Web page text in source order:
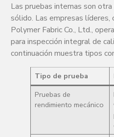
Las pruebas internas son
sólido. Las empresas líderes,
Polymer Fabric Co., Ltd.,
para inspección integral de
continuación muestra tipos
Tipo de prueba
Pruebas de
rendimiento mecánico